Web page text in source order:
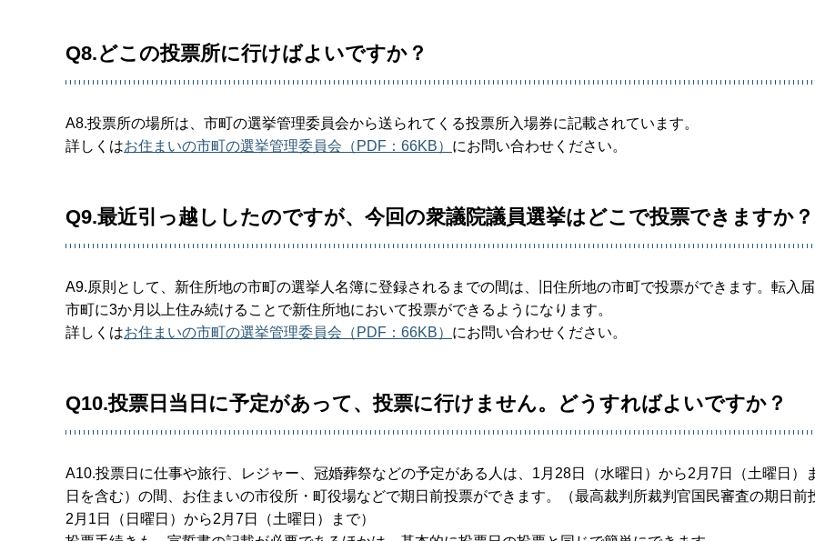
Q8.どこの投票所に行けばよいですか？
A8.投票所の場所は、市町の選挙管理委員会から送られてくる投票所入場券に記載されています。
詳しくはお住まいの市町の選挙管理委員会（PDF：66KB） にお問い合わせください。
Q9.最近引っ越ししたのですが、今回の衆議院議員選挙はどこで投票できますか？
A9.原則として、新住所地の市町の選挙人名簿に登録されるまでの間は、旧住所地の市町で投票ができます。転入
市町に3か月以上住み続けることで新住所地において投票ができるようになります。
詳しくはお住まいの市町の選挙管理委員会（PDF：66KB） にお問い合わせください。
Q10.投票日当日に予定があって、投票に行けません。どうすればよいですか？
A10.投票日に仕事や旅行、レジャー、冠婚葬祭などの予定がある人は、1月28日（水曜日）から2月7日（土曜日）
日を含む）の間、お住まいの市役所・町役場などで期日前投票ができます。（最高裁判所裁判官国民審査の期日前
2月1日（日曜日）から2月7日（土曜日）まで）